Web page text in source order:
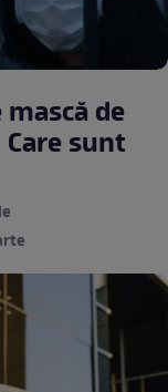
de
sunt